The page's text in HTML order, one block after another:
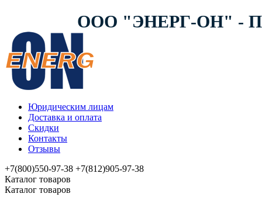
ООО "ЭНЕРГ-ОН" -
Юридическим лицам
Доставка и оплата
Скидки
Контакты
Отзывы
+7(800)550-97-38 +7(812)905-97-38
Каталог товаров
Каталог товаров